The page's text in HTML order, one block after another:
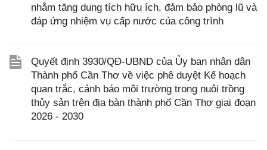
nhằm tăng dung tích hữu ích, đảm bảo phòng lũ và
đáp ứng nhiệm vụ cấp nước của công trình
Quyết định 3930/QĐ-UBND của Ủy ban nhân dân
Thành phố Cần Thơ về việc phê duyệt Kế hoạch
quan trắc, cảnh báo môi trường trong nuôi trồng
thủy sản trên địa bàn thành phố Cần Thơ giai đoạn
2026 - 2030